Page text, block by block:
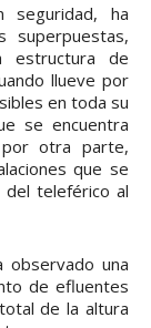
ha
superpuestas,
estructura de
llueve por
en toda su
se encuentra
otra parte,
que se
teleférico al
observado una
de efluentes
de la altura